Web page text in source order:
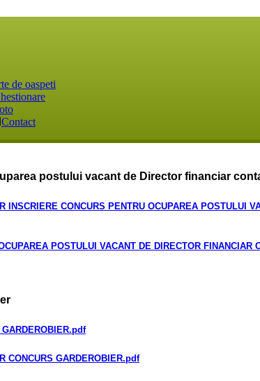
de oaspeti
Contact
postului vacant de Director financiar
INSCRIERE CONCURS PENTRU OCUPAREA POSTULUI
POSTULUI VACANT DE DIRECTOR FINANCIAR
.pdf
CONCURS GARDEROBIER.pdf